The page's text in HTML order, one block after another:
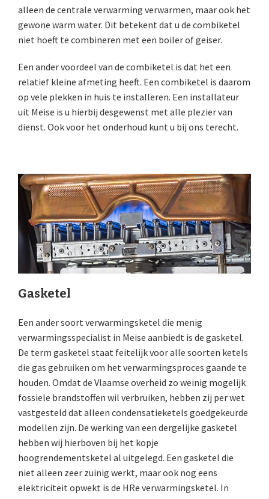
alleen de centrale verwarming verwarmen, maar ook het
gewone warm water. Dit betekent dat u de combiketel
niet hoeft te combineren met een boiler of geiser.
Een ander voordeel van de combiketel is dat het een
relatief kleine afmeting heeft. Een combiketel is daarom
op vele plekken in huis te installeren. Een installateur
uit Meise is u hierbij desgewenst met alle plezier van
dienst. Ook voor het onderhoud kunt u bij ons terecht.
Gasketel
Een ander soort verwarmingsketel die menig
verwarmingsspecialist in Meise aanbiedt is de gasketel.
De term gasketel staat feitelijk voor alle soorten ketels
die gas gebruiken om het verwarmingsproces gaande te
houden. Omdat de Vlaamse overheid zo weinig mogelijk
fossiele brandstoffen wil verbruiken, hebben zij per wet
vastgesteld dat alleen condensatieketels goedgekeurde
modellen zijn. De werking van een dergelijke gasketel
hebben wij hierboven bij het kopje
hoogrendementsketel al uitgelegd. Een gasketel die
niet alleen zeer zuinig werkt, maar ook nog eens
elektriciteit opwekt is de HRe verwarmingsketel. In